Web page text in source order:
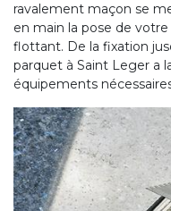
ravalement maçon se
en main la pose de
flottant. De la fixation
parquet à Saint Leger a
équipements